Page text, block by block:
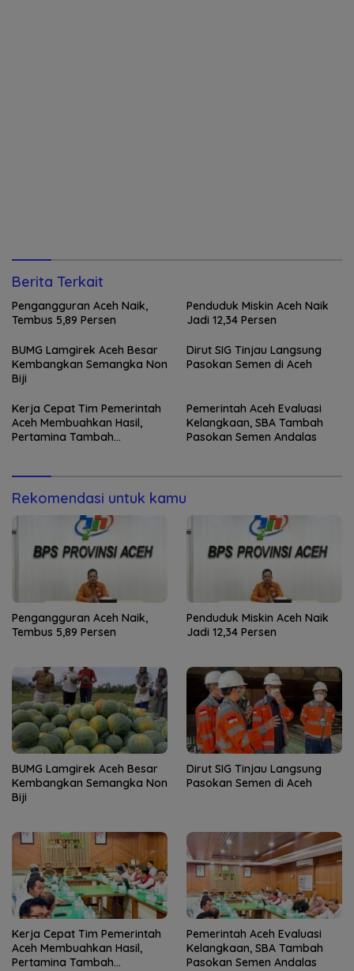
Berita Terkait
Pengangguran Aceh Naik,
Tembus 5,89 Persen
Penduduk Miskin Aceh Naik
Jadi 12,34 Persen
BUMG Lamgirek Aceh Besar
Kembangkan Semangka Non
Biji
Dirut SIG Tinjau Langsung
Pasokan Semen di Aceh
Kerja Cepat Tim Pemerintah
Aceh Membuahkan Hasil,
Pertamina Tambah
Pemerintah Aceh Evaluasi
Kelangkaan, SBA Tambah
Pasokan Semen Andalas
Rekomendasi untuk kamu
Pengangguran Aceh Naik,
Tembus 5,89 Persen
Penduduk Miskin Aceh Naik
Jadi 12,34 Persen
BUMG Lamgirek Aceh Besar
Kembangkan Semangka Non
Biji
Dirut SIG Tinjau Langsung
Pasokan Semen di Aceh
Kerja Cepat Tim Pemerintah
Aceh Membuahkan Hasil,
Pertamina Tambah
Pemerintah Aceh Evaluasi
Kelangkaan, SBA Tambah
Pasokan Semen Andalas